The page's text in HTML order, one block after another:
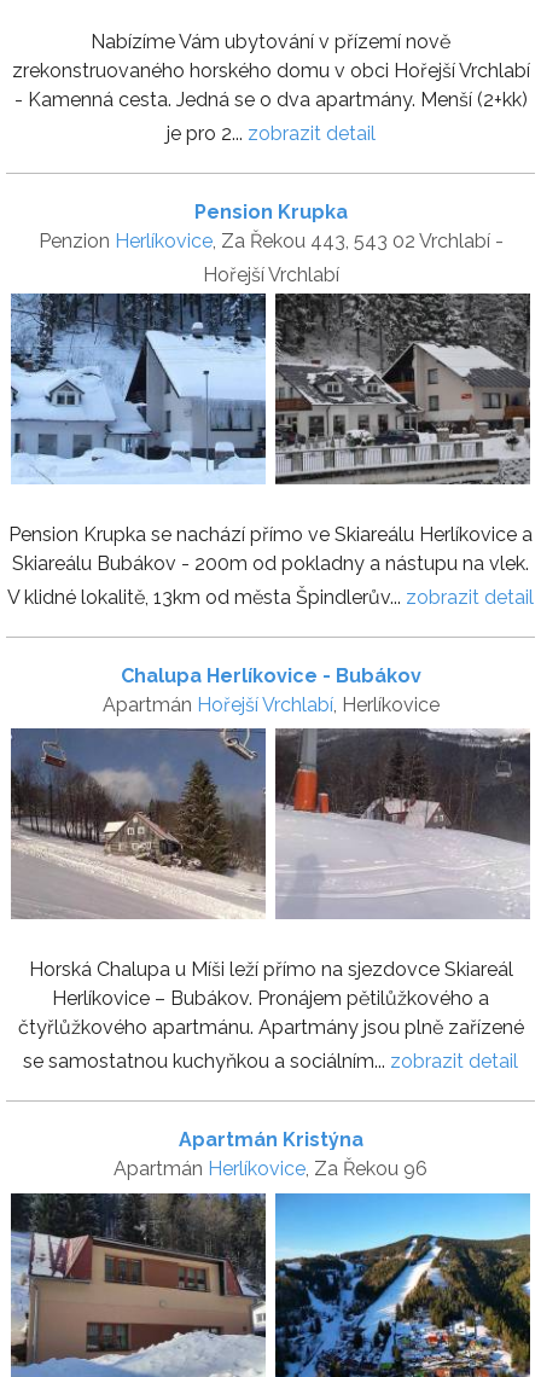
Nabízíme Vám ubytování v přízemí nově
zrekonstruovaného horského domu v obci Hořejší Vrchlabí
- Kamenná cesta. Jedná se o dva apartmány. Menší (2+kk)
je pro 2... zobrazit detail
Pension Krupka
Penzion Herlíkovice, Za Řekou 443, 543 02 Vrchlabí -
Hořejší Vrchlabí
Pension Krupka se nachází přímo ve Skiareálu Herlíkovice a
Skiareálu Bubákov - 200m od pokladny a nástupu na vlek.
V klidné lokalitě, 13km od města Špindlerův... zobrazit detail
Chalupa Herlíkovice - Bubákov
Apartmán Hořejší Vrchlabí, Herlíkovice
Horská Chalupa u Míši leží přímo na sjezdovce Skiareál
Herlíkovice – Bubákov. Pronájem pětilůžkového a
čtyřlůžkového apartmánu. Apartmány jsou plně zařízené
se samostatnou kuchyňkou a sociálním... zobrazit detail
Apartmán Kristýna
Apartmán Herlíkovice, Za Řekou 96